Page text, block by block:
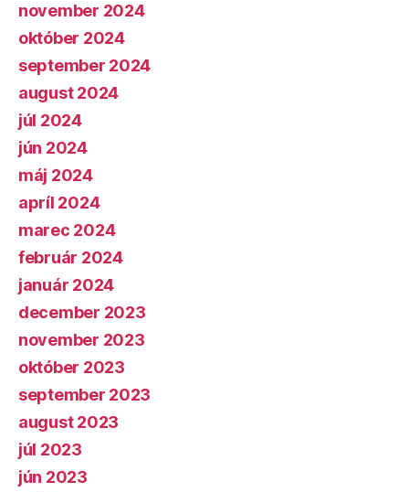
november 2024
október 2024
september 2024
august 2024
júl 2024
jún 2024
máj 2024
apríl 2024
marec 2024
február 2024
január 2024
december 2023
november 2023
október 2023
september 2023
august 2023
júl 2023
jún 2023